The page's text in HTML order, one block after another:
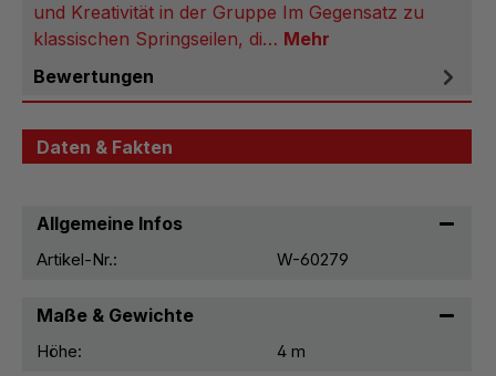
und Kreativität in der Gruppe Im Gegensatz zu
klassischen Springseilen, di… Mehr
Bewertungen
Daten & Fakten
Allgemeine Infos
Artikel-Nr.: W-60279
Maße & Gewichte
Höhe: 4 m